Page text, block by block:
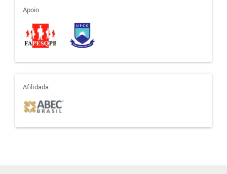
apoio
Apoio
afiliada
Afilidada